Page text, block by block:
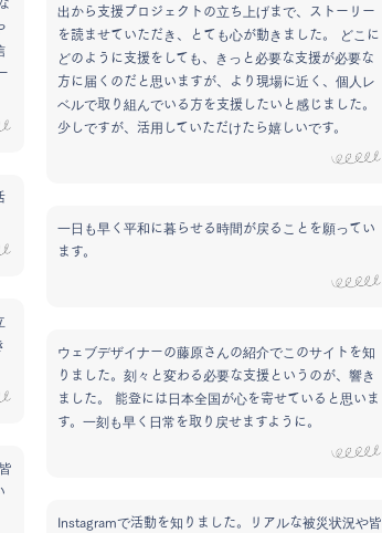
出から支援プロジェクトの立ち上げまで、ストーリー
を読ませていただき、とても心が動きました。 どこに
どのように支援をしても、きっと必要な支援が必要な
方に届くのだと思いますが、より現場に近く、個人レ
ベルで取り組んでいる方を支援したいと感じました。
少しですが、活用していただけたら嬉しいです。
一日も早く平和に暮らせる時間が戻ることを願ってい
ます。
ウェブデザイナーの藤原さんの紹介でこのサイトを知
りました。刻々と変わる必要な支援というのが、響き
ました。 能登には日本全国が心を寄せていると思いま
す。一刻も早く日常を取り戻せますように。
Instagramで活動を知りました。リアルな被災状況や皆